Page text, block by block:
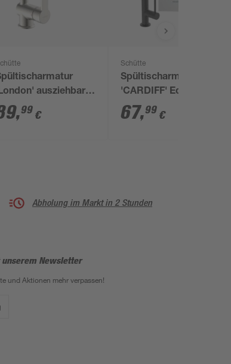
ausziehbar
,99 €
Schütte
Spültischarmatur
'CARDIFF' Edelstahl
schwarz 22,5 x 35,5 x
5 cm
67,99 €
Abholung im Markt in 2 Stunden
Newsletter
und Aktionen mehr verpassen!